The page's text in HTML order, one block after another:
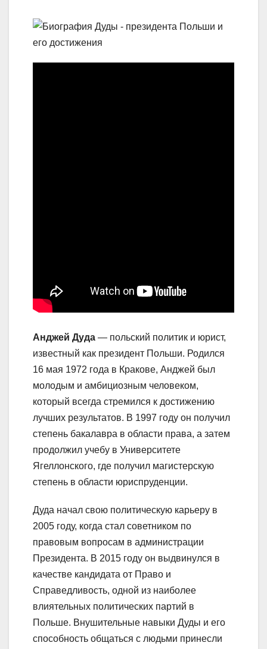
Анджей Дуда — польский политик и юрист,
известный как президент Польши. Родился
16 мая 1972 года в Кракове, Анджей был
молодым и амбициозным человеком,
который всегда стремился к достижению
лучших результатов. В 1997 году он получил
степень бакалавра в области права, а затем
продолжил учебу в Университете
Ягеллонского, где получил магистерскую
степень в области юриспруденции.
Дуда начал свою политическую карьеру в
2005 году, когда стал советником по
правовым вопросам в администрации
Президента. В 2015 году он выдвинулся в
качестве кандидата от Право и
Справедливость, одной из наиболее
влиятельных политических партий в
Польше. Внушительные навыки Дуды и его
способность общаться с людьми принесли